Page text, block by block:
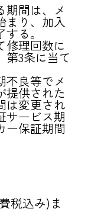
期間は、メ
まり、加入
る。
修理回数に
3条に当て
不良等でメ
提供された
は変更され
サービス期
ー保証期間
税込み)ま